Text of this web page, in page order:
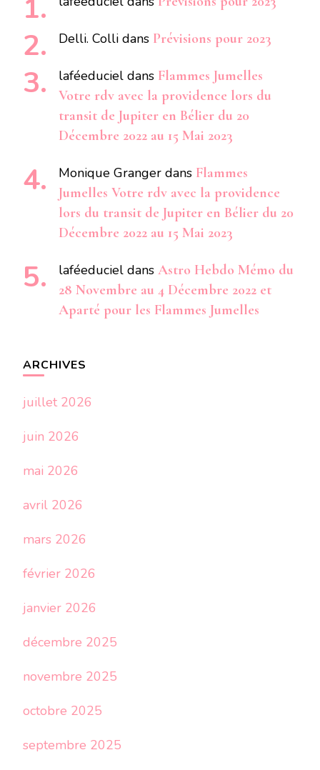
Delli. Colli dans Prévisions pour 2023
laféeduciel dans Flammes Jumelles
Votre rdv avec la providence lors du
transit de Jupiter en Bélier du 20
Décembre 2022 au 15 Mai 2023
Monique Granger dans Flammes
Jumelles Votre rdv avec la providence
lors du transit de Jupiter en Bélier du 20
Décembre 2022 au 15 Mai 2023
laféeduciel dans Astro Hebdo Mémo du
28 Novembre au 4 Décembre 2022 et
Aparté pour les Flammes Jumelles
ARCHIVES
juillet 2026
juin 2026
mai 2026
avril 2026
mars 2026
février 2026
janvier 2026
décembre 2025
novembre 2025
octobre 2025
septembre 2025